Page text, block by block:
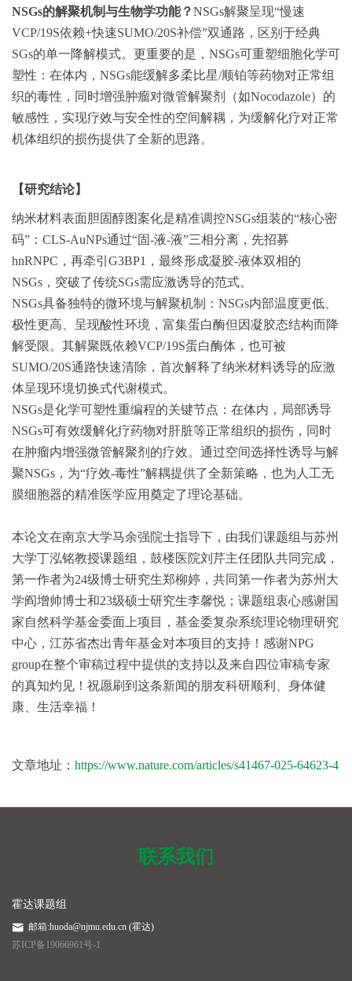
NSGs的解聚机制与生物学功能？NSGs解聚呈现“慢速
VCP/19S依赖+快速SUMO/20S补偿”双通路，区别于经典
SGs的单一降解模式。更重要的是，NSGs可重塑细胞化学可
塑性：在体内，NSGs能缓解多柔比星/顺铂等药物对正常组
织的毒性，同时增强肿瘤对微管解聚剂（如Nocodazole）的
敏感性，实现疗效与安全性的空间解耦，为缓解化疗对正常
机体组织的损伤提供了全新的思路。
【研究结论】
纳米材料表面胆固醇图案化是精准调控NSGs组装的“核心密
码”：CLS-AuNPs通过“固-液-液”三相分离，先招募
hnRNPC，再牵引G3BP1，最终形成凝胶-液体双相的
NSGs，突破了传统SGs需应激诱导的范式。
NSGs具备独特的微环境与解聚机制：NSGs内部温度更低、
极性更高、呈现酸性环境，富集蛋白酶但因凝胶态结构而降
解受限。其解聚既依赖VCP/19S蛋白酶体，也可被
SUMO/20S通路快速清除，首次解释了纳米材料诱导的应激
体呈现环境切换式代谢模式。
NSGs是化学可塑性重编程的关键节点：在体内，局部诱导
NSGs可有效缓解化疗药物对肝脏等正常组织的损伤，同时
在肿瘤内增强微管解聚剂的疗效。通过空间选择性诱导与解
聚NSGs，为“疗效-毒性”解耦提供了全新策略，也为人工无
膜细胞器的精准医学应用奠定了理论基础。
本论文在南京大学马余强院士指导下，由我们课题组与苏州
大学丁泓铭教授课题组，鼓楼医院刘芹主任团队共同完成，
第一作者为24级博士研究生郑柳婷，共同第一作者为苏州大
学阎增帅博士和23级硕士研究生李馨悦；课题组衷心感谢国
家自然科学基金委面上项目，基金委复杂系统理论物理研究
中心，江苏省杰出青年基金对本项目的支持！感谢NPG
group在整个审稿过程中提供的支持以及来自四位审稿专家
的真知灼见！祝愿刷到这条新闻的朋友科研顺利、身体健
康、生活幸福！
文章地址： https://www.nature.com/articles/s41467-025-64623-4
联系我们
霍达课题组
邮箱:huoda@njmu.edu.cn (霍达)
苏ICP备19066961号-1